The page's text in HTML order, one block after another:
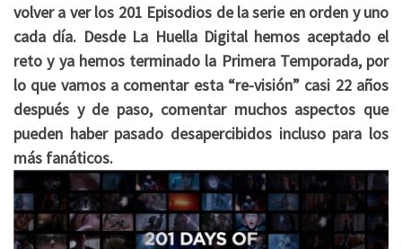
volver a ver los 201 Episodios de la serie en orden y uno
cada día. Desde La Huella Digital hemos aceptado el
reto y ya hemos terminado la Primera Temporada, por
lo que vamos a comentar esta “re-visión” casi 22 años
después y de paso, comentar muchos aspectos que
pueden haber pasado desapercibidos incluso para los
más fanáticos.